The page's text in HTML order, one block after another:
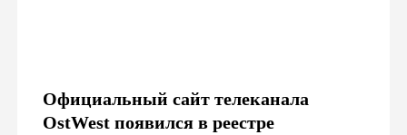
Официальный сайт телеканала
OstWest появился в реестре